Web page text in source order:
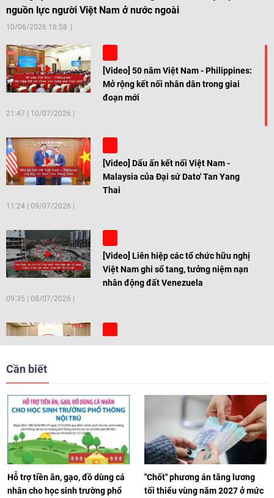
nguồn lực người Việt Nam ở nước ngoài
10/06/2026 16:58
[Video] 50 năm Việt Nam - Philippines:
Mở rộng kết nối nhân dân trong giai
đoạn mới
21:47 10/07/2026
[Video] Dấu ấn kết nối Việt Nam -
Malaysia của Đại sứ Dato' Tan Yang
Thai
11:24 09/07/2026
[Video] Liên hiệp các tổ chức hữu nghị
Việt Nam ghi sổ tang, tưởng niệm nạn
nhân động đất Venezuela
09:35 08/07/2026
[Video] Trẻ em Đông Á cùng kiến tạo
[Video] Âm nhạc flamenco gắn kết văn
hoá Việt Nam - Tây Ban Nha
11:10 17/06/2026
Cần biết
Hỗ trợ tiền ăn, gạo, đồ dùng cá
nhân cho học sinh trường phổ
"Chốt" phương án tăng lương
tối thiểu vùng năm 2027 ở mức